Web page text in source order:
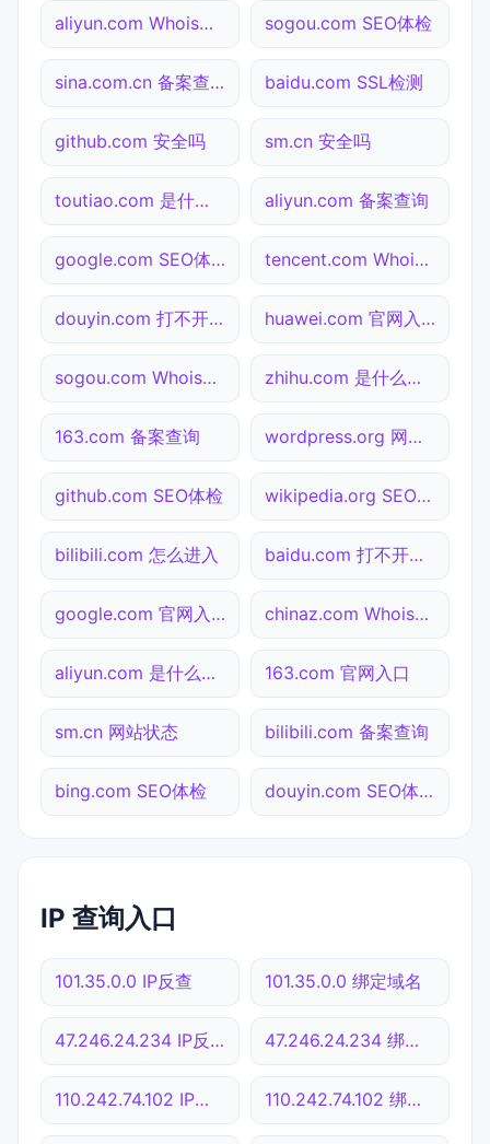
aliyun.com Whois查询 sogou.com SEO体检
sina.com.cn 备案查询 baidu.com SSL检测
github.com 安全吗 sm.cn 安全吗
toutiao.com 是什么网站 aliyun.com 备案查询
google.com SEO体检 tencent.com Whois查询
douyin.com 打不开检测 huawei.com 官网入口
sogou.com Whois查询 zhihu.com 是什么网站
163.com 备案查询 wordpress.org 网站状态
github.com SEO体检 wikipedia.org SEO体检
bilibili.com 怎么进入 baidu.com 打不开检测
google.com 官网入口 chinaz.com Whois查询
aliyun.com 是什么网站 163.com 官网入口
sm.cn 网站状态 bilibili.com 备案查询
bing.com SEO体检 douyin.com SEO体检
IP 查询入口
101.35.0.0 IP反查 101.35.0.0 绑定域名
47.246.24.234 IP反查 47.246.24.234 绑定域名
110.242.74.102 IP反查 110.242.74.102 绑定域名